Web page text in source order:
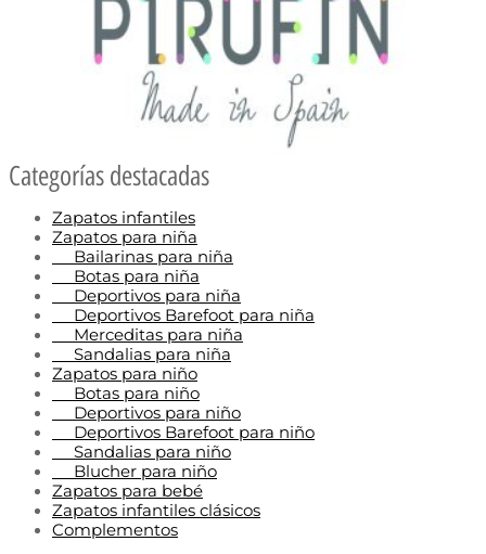
Categorías destacadas
Zapatos infantiles
Zapatos para niña
Bailarinas para niña
Botas para niña
Deportivos para niña
Deportivos Barefoot para niña
Merceditas para niña
Sandalias para niña
Zapatos para niño
Botas para niño
Deportivos para niño
Deportivos Barefoot para niño
Sandalias para niño
Blucher para niño
Zapatos para bebé
Zapatos infantiles clásicos
Complementos